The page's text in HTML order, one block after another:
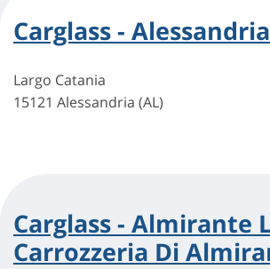
Carglass -
Largo Catania
15121 Alessandria (AL)
Carglass - Almirante
Carrozzeria Di